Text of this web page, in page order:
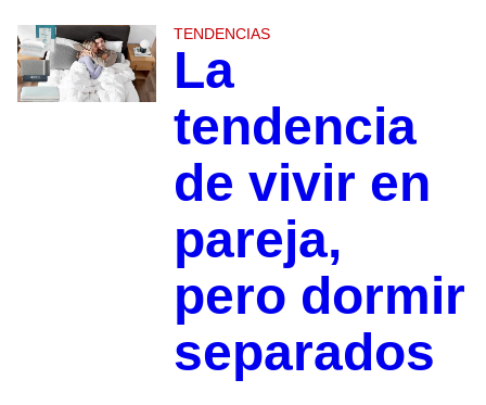
TENDENCIAS
La
tendencia
de vivir en
pareja,
pero dormir
separados